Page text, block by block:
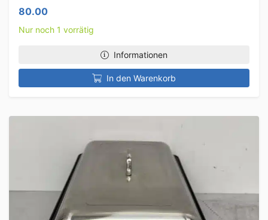
80.00
Nur noch 1 vorrätig
Informationen
In den Warenkorb